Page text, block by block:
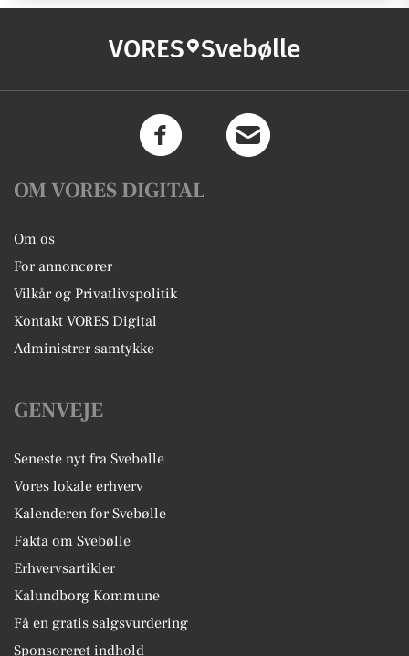
VORES Svebølle
OM VORES DIGITAL
Om os
For annoncører
Vilkår og Privatlivspolitik
Kontakt VORES Digital
Administrer samtykke
GENVEJE
Seneste nyt fra Svebølle
Vores lokale erhverv
Kalenderen for Svebølle
Fakta om Svebølle
Erhvervsartikler
Kalundborg Kommune
Få en gratis salgsvurdering
Sponsoreret indhold